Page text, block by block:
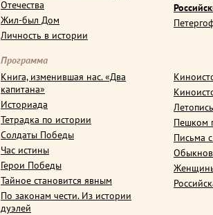
Отечества
Жил-был Дом
Личность в истории
Программа
Книга, изменившая нас. «Два
капитана»
Историада
Тетрадка по истории
Солдаты Победы
Час истины
Герои Победы
Тайное становится явным
По законам чести. Из истории
дуэлей
Пешком
Письма